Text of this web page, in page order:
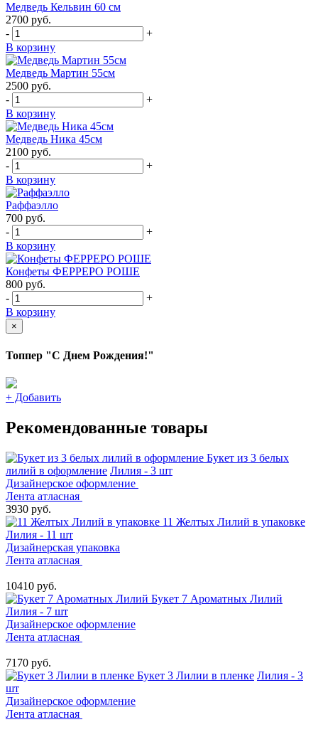
Медведь Кельвин 60 см
2700 руб.
-
+
В корзину
Медведь Мартин 55см
2500 руб.
-
+
В корзину
Медведь Ника 45см
2100 руб.
-
+
В корзину
Раффаэлло
700 руб.
-
+
В корзину
Конфеты ФЕРРЕРО РОШЕ
800 руб.
-
+
В корзину
×
Топпер "С Днем Рождения!"
+ Добавить
Рекомендованные товары
Букет из 3 белых
лилий в оформление Лилия - 3 шт
Дизайнерское оформление
Лента атласная
3930 руб.
11 Желтых Лилий в упаковке
Лилия - 11 шт
Дизайнерская упаковка
Лента атласная
10410 руб.
Букет 7 Ароматных Лилий
Лилия - 7 шт
Дизайнерское оформление
Лента атласная
7170 руб.
Букет 3 Лилии в пленке Лилия - 3
шт
Дизайнерское оформление
Лента атласная